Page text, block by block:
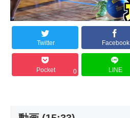
Twitter Facebook
Pocket 0 LINE